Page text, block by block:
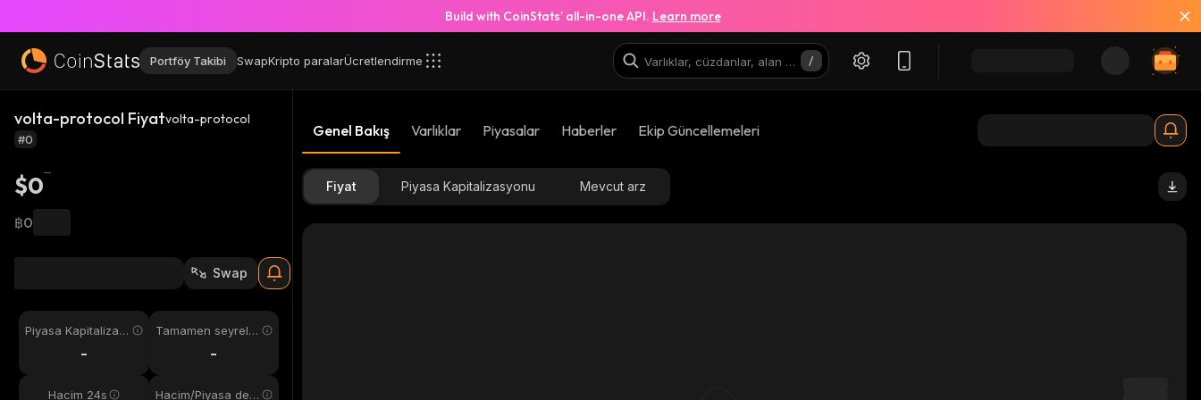
Build with CoinStats’ all-in-one API. Learn more
Portföy Takibi SwapKripto paralarÜcretlendirme
volta-protocol Fiyatvolta-protocol
#0
$0
฿0
Swap
Piyasa Kapitalizas
-
Tamamen seyreltil
-
Hacim 24s Hacim/Piyasa değ
Genel Bakış Varlıklar Piyasalar Haberler Ekip Güncellemeleri
Fiyat Piyasa Kapitalizasyonu Mevcut arz